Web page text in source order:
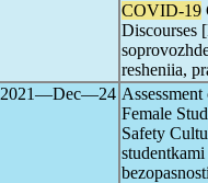
COVID-19
Discourses
resheniia,
2021―Dec―24
Female
Safety